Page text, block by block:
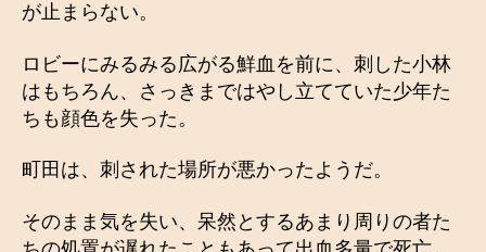
が止まらない。
ロビーにみるみる広がる鮮血を前に、刺した小林
はもちろん、さっきまではやし立てていた少年た
ちも顔色を失った。
町田は、刺された場所が悪かったようだ。
そのまま気を失い、呆然とするあまり周りの者た